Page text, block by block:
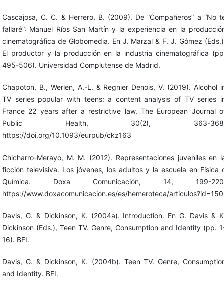
Cascajosa, C. C. & Herrero, B. (2009). De “Compañeros” a “No
fallaré”: Manuel Ríos San Martín y la experiencia en la
cinematográfica de Globomedia. En J. Marzal & F. J. Gómez
El productor y la producción en la industria cinematográfica
495-506). Universidad Complutense de Madrid.
Chapoton, B., Werlen, A.-L. & Regnier Denois, V. (2019). Alcohol
TV series popular with teens: a content analysis of TV series
France 22 years after a restrictive law. The European Journal
Public Health, 30(2), 363-
https://doi.org/10.1093/eurpub/ckz163
Chicharro-Merayo, M. M. (2012). Representaciones juveniles en
ficción televisiva. Los jóvenes, los adultos y la escuela en Física
Química. Doxa Comunicación, 14, 199-
https://www.doxacomunicacion.es/es/hemeroteca/articulos?id=150
Davis, G. & Dickinson, K. (2004a). Introduction. En G. Davis &
Dickinson (Eds.), Teen TV. Genre, Consumption and Identity (pp.
16). BFI.
Davis, G. & Dickinson, K. (2004b). Teen TV. Genre,
and Identity. BFI.